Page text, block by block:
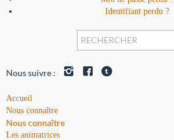
Identifiant perdu ?
Nous suivre :
Accueil
Nous connaître
Nous connaître
Les animatrices